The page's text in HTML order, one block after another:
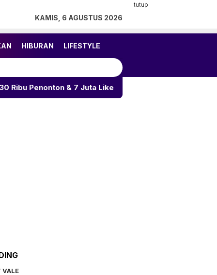
tutup
KAMIS, 6 AGUSTUS 2026
HIBURAN LIFESTYLE
& 7 Juta Likes UNGU Hadirkan Nostalgia Lewat
VALE